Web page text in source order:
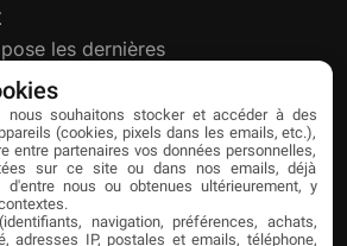
les dernières
créatives dédiées
utiles
Mentions légales
Partenaires
Livefoot
, nous souhaitons stocker et accéder à des
(cookies, pixels dans les emails, etc.),
entre partenaires vos données personnelles,
sur ce site ou dans nos emails, déjà
d'entre nous ou obtenues ultérieurement, y
navigation, préférences, achats,
adresses IP, postales et emails, téléphone,